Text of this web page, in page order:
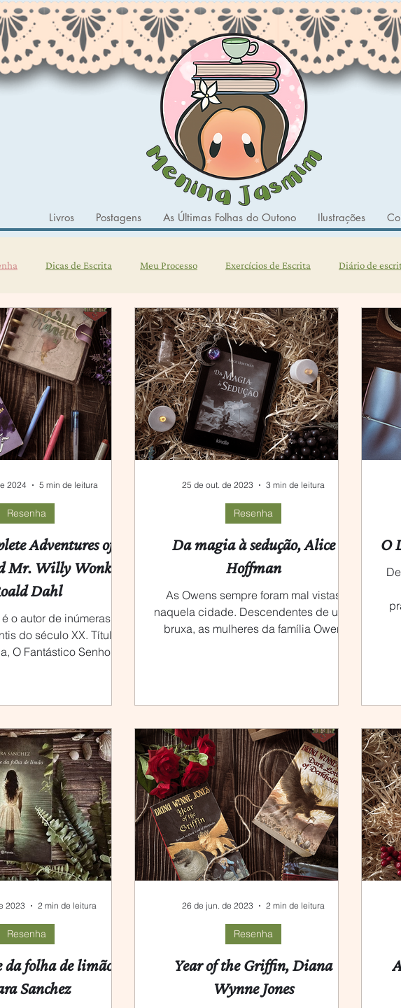
Livros Postagens As Últimas Folhas do Outono Ilustrações
Dicas de Escrita Meu Processo Exercícios de Escrita Diário de
Adventures of
Mr. Willy Wonka,
Dahl
o autor de inúmeras
do século XX. Títulos
O Fantástico Senhor
Resenha
2024 5 min de leitura
Da magia à sedução, Alice
Hoffman
As Owens sempre foram mal vistas
naquela cidade. Descendentes de uma
bruxa, as mulheres da família Owen
Resenha
25 de out. de 2023 3 min de leitura
O
folha de limão,
Sanchez
Resenha
2023 2 min de leitura
Year of the Griffin, Diana
Wynne Jones
Resenha
26 de jun. de 2023 2 min de leitura